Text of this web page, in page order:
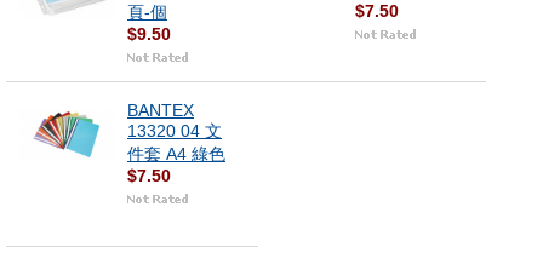
頁-個
$9.50
$7.50
BANTEX
13320 04 文
件套 A4 綠色
$7.50